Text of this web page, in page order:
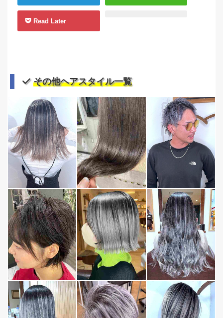
Read Later
その他ヘアスタイル一覧